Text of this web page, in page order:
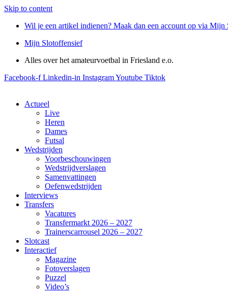
Skip to content
Wil je een artikel indienen? Maak dan een account op via Mijn
Mijn Slotoffensief
Alles over het amateurvoetbal in Friesland e.o.
Facebook-f Linkedin-in InstagramYoutube Tiktok
Actueel
Live
Heren
Dames
Futsal
Wedstrijden
Voorbeschouwingen
Wedstrijdverslagen
Samenvattingen
Oefenwedstrijden
Interviews
Transfers
Vacatures
Transfermarkt 2026 – 2027
Trainerscarrousel 2026 – 2027
Slotcast
Interactief
Magazine
Fotoverslagen
Puzzel
Video’s